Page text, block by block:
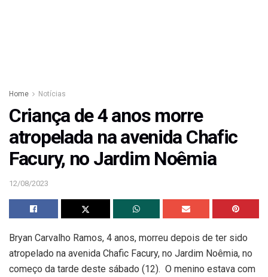
Home Notícias
Criança de 4 anos morre
atropelada na avenida Chafic
Facury, no Jardim Noêmia
12/08/2023
Bryan Carvalho Ramos, 4 anos, morreu depois de ter sido
atropelado na avenida Chafic Facury, no Jardim Noêmia, no
começo da tarde deste sábado (12). O menino estava com